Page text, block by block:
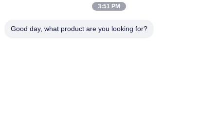
вращающиеся соединения высокие скорости передачи
3:51 PM
Good day, what product are you looking for?